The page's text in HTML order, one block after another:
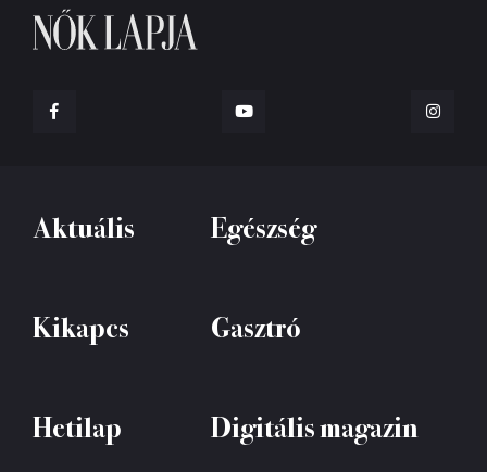
Aktuális Egészség
Kikapcs Gasztró
Hetilap Digitális magazin